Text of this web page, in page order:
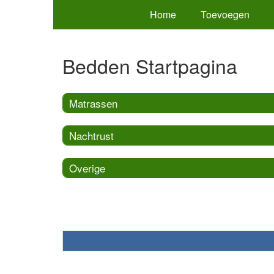
Home Toevoegen
Bedden Startpagina
Matrassen
Nachtrust
Overige